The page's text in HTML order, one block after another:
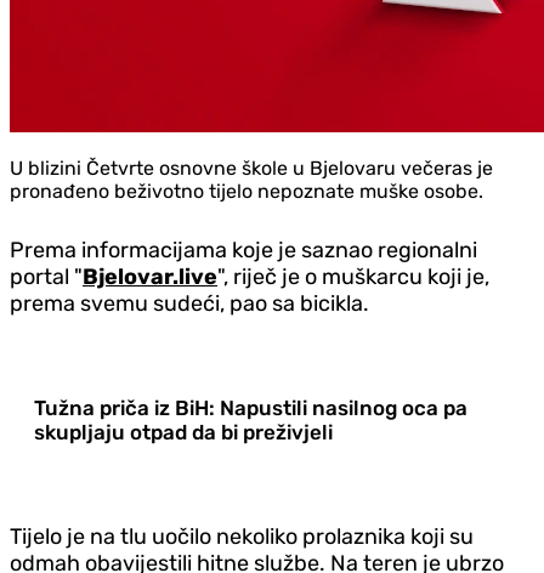
U blizini Četvrte osnovne škole u Bjelovaru večeras je
pronađeno beživotno tijelo nepoznate muške osobe.
Prema informacijama koje je saznao regionalni
portal "Bjelovar.live", riječ je o muškarcu koji je,
prema svemu sudeći, pao sa bicikla.
Tužna priča iz BiH: Napustili nasilnog oca pa
skupljaju otpad da bi preživjeli
Tijelo je na tlu uočilo nekoliko prolaznika koji su
odmah obavijestili hitne službe. Na teren je ubrzo